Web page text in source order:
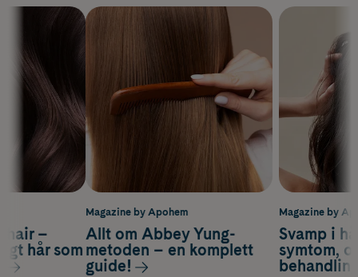
Magazine by
Svamp i
symtom,
hair –
hår som
Magazine by Apohem
Allt om Abbey Yung-
metoden – en komplett
guide!